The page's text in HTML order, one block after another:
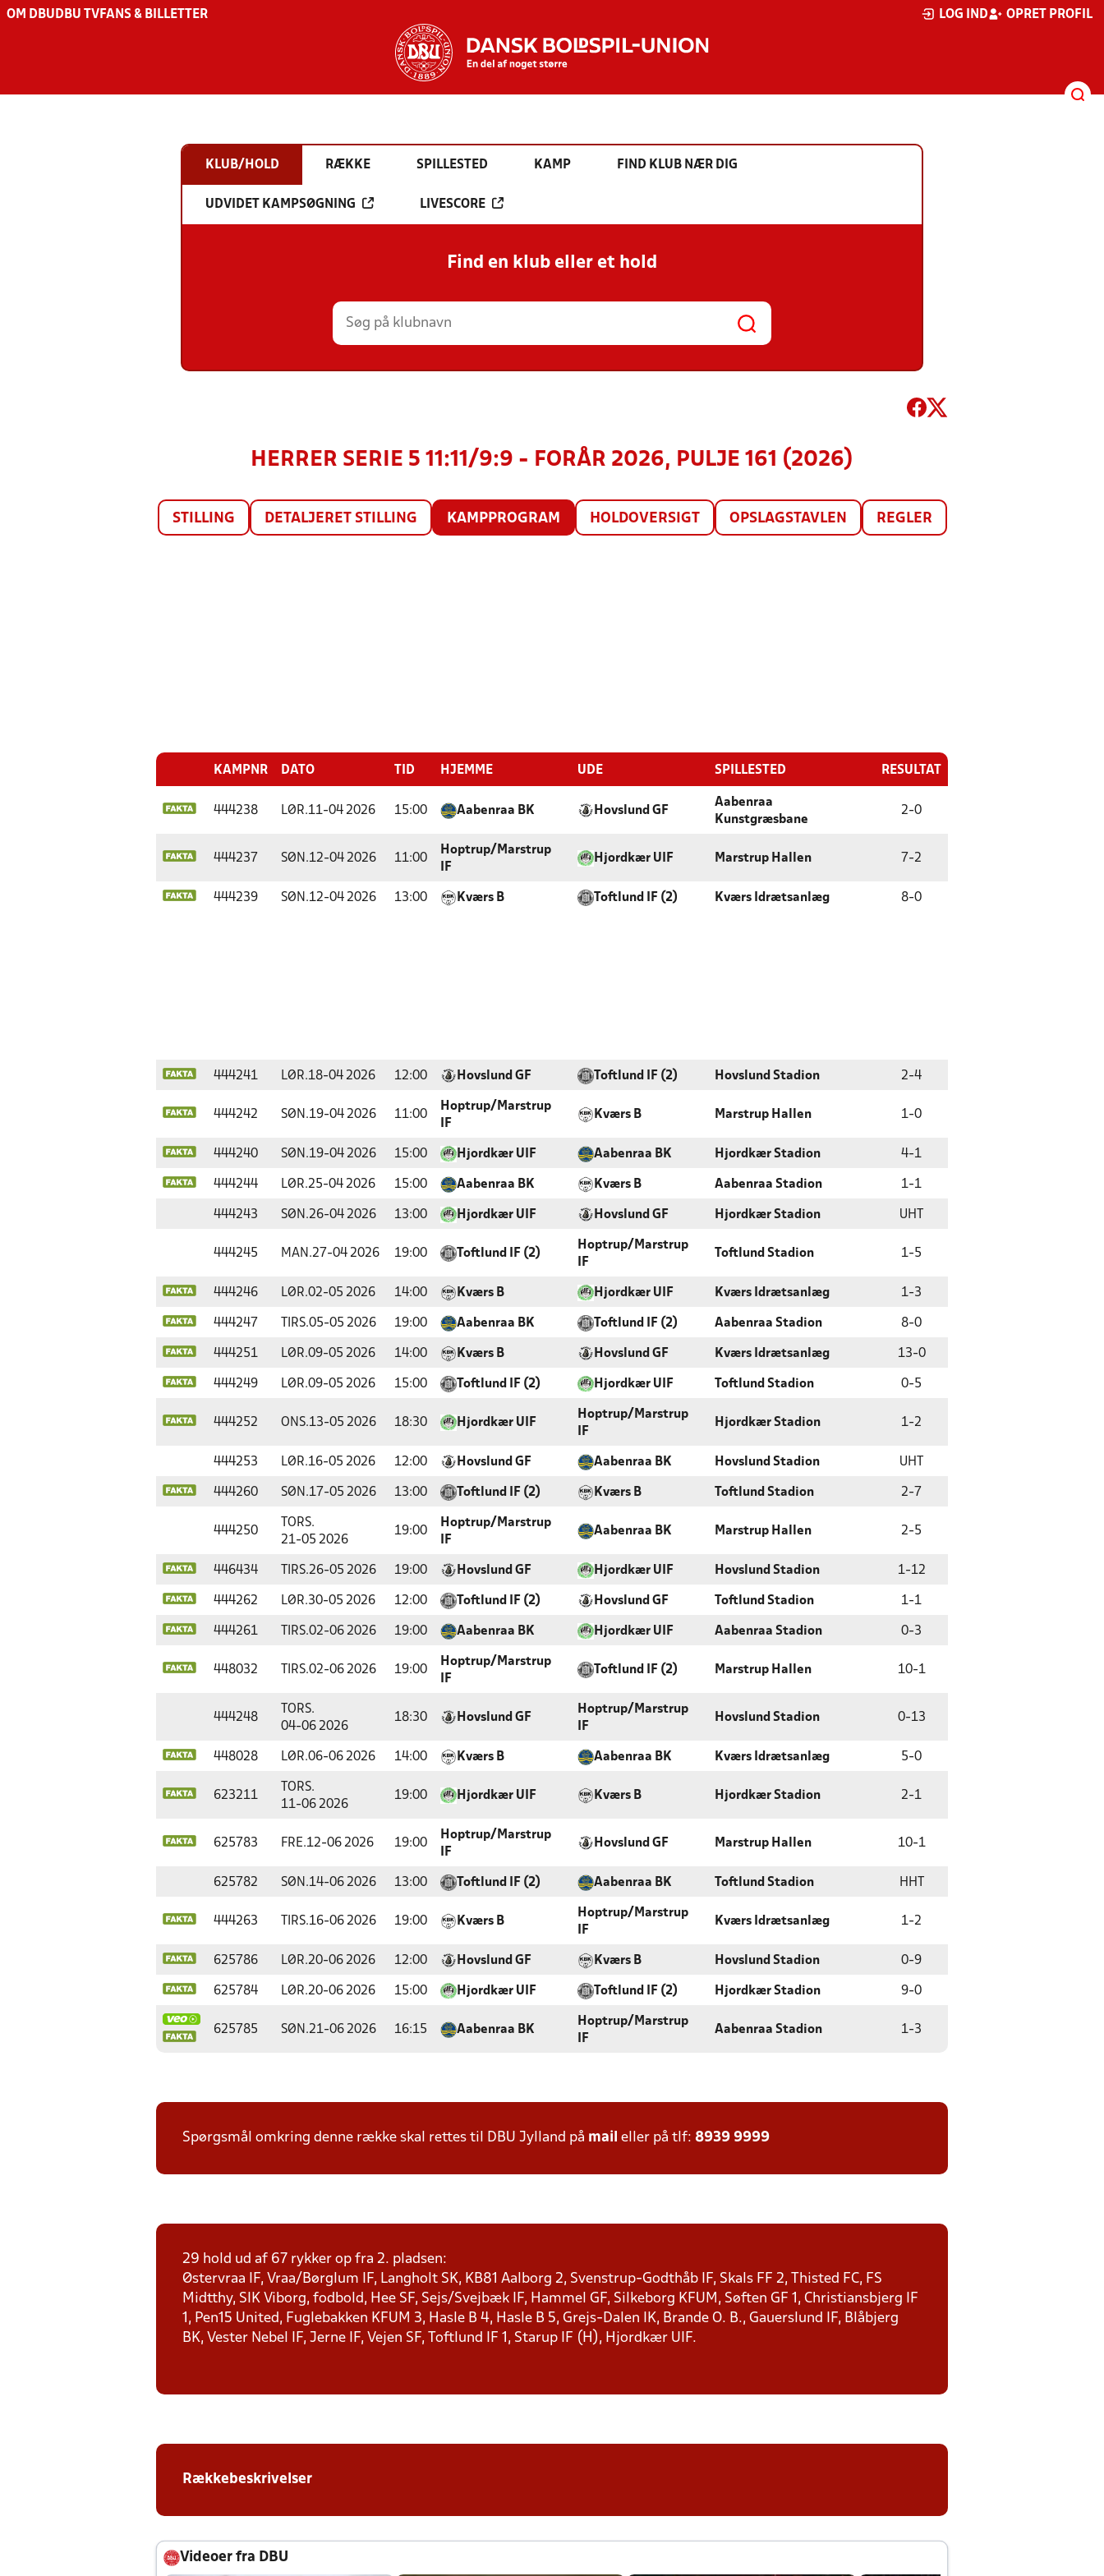
OM DBU DBU TV FANS & BILLETTER LOG IND OPRET PROFIL
KLUB/HOLD RÆKKE SPILLESTED KAMP FIND KLUB NÆR DIG
UDVIDET KAMPSØGNING LIVESCORE
Find en klub eller et hold
HERRER SERIE 5 11:11/9:9 - FORÅR 2026, PULJE 161 (2026)
STILLING DETALJERET STILLING KAMPPROGRAM HOLDOVERSIGT OPSLAGSTAVLEN REGLER
KAMPNR DATO TID HJEMME UDE SPILLESTED RESULTAT
444238 LØR.11-04 2026 15:00 Aabenraa BK Hovslund GF
Aabenraa
Kunstgræsbane
2-0
444237 SØN.12-04 2026 11:00
Hoptrup/Marstrup
IF
Hjordkær UIF Marstrup Hallen 7 -2
444239 SØN.12-04 2026 13:00 Kværs B Toftlund IF (2) Kværs Idrætsanlæg 8-0
444241 LØR.18-04 2026 12:00 Hovslund GF Toftlund IF (2) Hovslund Stadion 2-4
444242 SØN.19-04 2026 11:00
Hoptrup/Marstrup
IF
Kværs B Marstrup Hallen 1-0
444240 SØN.19-04 2026 15:00 Hjordkær UIF Aabenraa BK Hjordkær Stadion 4-1
444244 LØR.25-04 2026 15:00 Aabenraa BK Kværs B Aabenraa Stadion 1-1
444243 SØN.26-04 2026 13:00 Hjordkær UIF Hovslund GF Hjordkær Stadion UHT
444245 MAN.27-04 2026 19:00 Toftlund IF (2)
Hoptrup/Marstrup
IF
Toftlund Stadion 1-5
444246 LØR.02-05 2026 14:00 Kværs B Hjordkær UIF Kværs Idrætsanlæg 1-3
444247 TIRS.05-05 2026 19:00 Aabenraa BK Toftlund IF (2) Aabenraa Stadion 8-0
444251 LØR.09-05 2026 14:00 Kværs B Hovslund GF Kværs Idrætsanlæg 13-0
444249 LØR.09-05 2026 15:00 Toftlund IF (2) Hjordkær UIF Toftlund Stadion 0-5
444252 ONS.13-05 2026 18:30 Hjordkær UIF
Hoptrup/Marstrup
IF
Hjordkær Stadion 1-2
444253 LØR.16-05 2026 12:00 Hovslund GF Aabenraa BK Hovslund Stadion UHT
444260 SØN.17-05 2026 13:00 Toftlund IF (2) Kværs B Toftlund Stadion 2- 7
444250
TORS.
21-05 2026
19:00
Hoptrup/Marstrup
IF
Aabenraa BK Marstrup Hallen 2-5
446434 TIRS.26-05 2026 19:00 Hovslund GF Hjordkær UIF Hovslund Stadion 1-12
444262 LØR.30-05 2026 12:00 Toftlund IF (2) Hovslund GF Toftlund Stadion 1-1
444261 TIRS.02-06 2026 19:00 Aabenraa BK Hjordkær UIF Aabenraa Stadion 0-3
448032 TIRS.02-06 2026 19:00
Hoptrup/Marstrup
IF
Toftlund IF (2) Marstrup Hallen 10-1
444248
TORS.
04-06 2026
18:30 Hovslund GF
Hoptrup/Marstrup
IF
Hovslund Stadion 0-13
448028 LØR.06-06 2026 14:00 Kværs B Aabenraa BK Kværs Idrætsanlæg 5-0
623211
TORS.
11-06 2026
19:00 Hjordkær UIF Kværs B Hjordkær Stadion 2-1
625783 FRE.12-06 2026 19:00
Hoptrup/Marstrup
IF
Hovslund GF Marstrup Hallen 10-1
625782 SØN.14-06 2026 13:00 Toftlund IF (2) Aabenraa BK Toftlund Stadion HHT
444263 TIRS.16-06 2026 19:00 Kværs B
Hoptrup/Marstrup
IF
Kværs Idrætsanlæg 1-2
625786 LØR.20-06 2026 12:00 Hovslund GF Kværs B Hovslund Stadion 0-9
625784 LØR.20-06 2026 15:00 Hjordkær UIF Toftlund IF (2) Hjordkær Stadion 9-0
625785 SØN.21-06 2026 16:15 Aabenraa BK
Hoptrup/Marstrup
IF
Aabenraa Stadion 1-3
Spørgsmål omkring denne række skal rettes til DBU Jylland på mail eller på tlf: 8939 9999
29 hold ud af 67 rykker op fra 2. pladsen:
Østervraa IF, Vraa/Børglum IF, Langholt SK, KB81 Aalborg 2, Svenstrup-Godthåb IF, Skals FF 2, Thisted FC, FS
Midtthy, SIK Viborg, fodbold, Hee SF, Sejs/Svejbæk IF, Hammel GF, Silkeborg KFUM, Søften GF 1, Christiansbjerg IF
1, Pen15 United, Fuglebakken KFUM 3, Hasle B 4, Hasle B 5, Grejs-Dalen IK, Brande O. B., Gauerslund IF, Blåbjerg
BK, Vester Nebel IF, Jerne IF, Vejen SF, Toftlund IF 1, Starup IF (H), Hjordkær UIF.
Rækkebeskrivelser
Videoer fra DBU